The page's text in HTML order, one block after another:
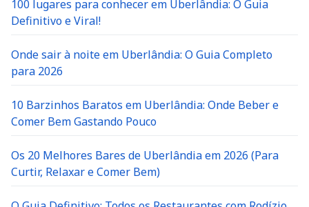
Definitivo e Viral!
Onde sair à noite em Uberlândia: O Guia Completo
para 2026
10 Barzinhos Baratos em Uberlândia: Onde Beber e
Comer Bem Gastando Pouco
Os 20 Melhores Bares de Uberlândia em 2026 (Para
Curtir, Relaxar e Comer Bem)
O Guia Definitivo: Todos os Restaurantes com Rodízio